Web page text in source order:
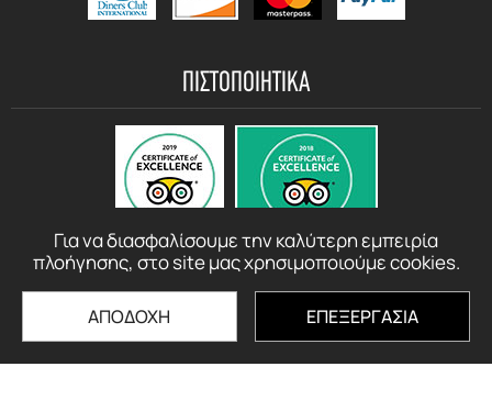
Για να διασφαλίσουμε την καλύτερη εμπειρία
πλοήγησης, στο site μας χρησιμοποιούμε cookies.
ΑΠΟΔΟΧΗ ΕΠΕΞΕΡΓΑΣΙΑ
ΠΙΣΤΟΠΟΙΗΤΙΚΑ
© motorbikerentalcrete.com - 2021 - 2026 All rights reserved